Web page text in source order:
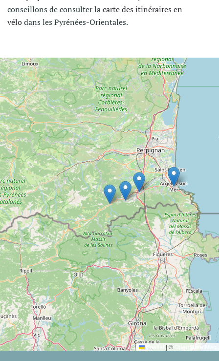
conseillons de consulter lacarte des itinéraires en
vélodans les Pyrénées-Orientales.
Leaflet | © OpenStreetMap